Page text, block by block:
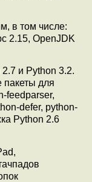
в том числе:
2.15, OpenJDK
и Python 3.2.
пакеты для
feedparser,
defer, python-
Python 2.6